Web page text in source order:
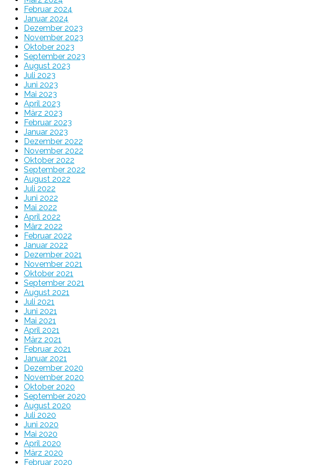
Februar 2024
Januar 2024
Dezember 2023
November 2023
Oktober 2023
September 2023
August 2023
Juli 2023
Juni 2023
Mai 2023
April 2023
März 2023
Februar 2023
Januar 2023
Dezember 2022
November 2022
Oktober 2022
September 2022
August 2022
Juli 2022
Juni 2022
Mai 2022
April 2022
März 2022
Februar 2022
Januar 2022
Dezember 2021
November 2021
Oktober 2021
September 2021
August 2021
Juli 2021
Juni 2021
Mai 2021
April 2021
März 2021
Februar 2021
Januar 2021
Dezember 2020
November 2020
Oktober 2020
September 2020
August 2020
Juli 2020
Juni 2020
Mai 2020
April 2020
März 2020
Februar 2020